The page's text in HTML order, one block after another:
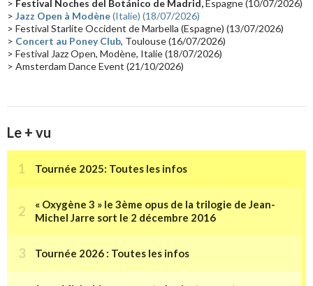
Tournée 2025(14) 2024(14) Chine(13)
> Festival Noches del Botánico de Madrid, Espagne (10/07/2026)
> Jazz Open à Modène(Italie) (18/07/2026)
> Festival Starlite Occident de Marbella (Espagne) (13/07/2026)
> Concert au Poney Club, Toulouse (16/07/2026)
> Festival Jazz Open, Modène, Italie (18/07/2026)
> Amsterdam Dance Event (21/10/2026)
Le + vu